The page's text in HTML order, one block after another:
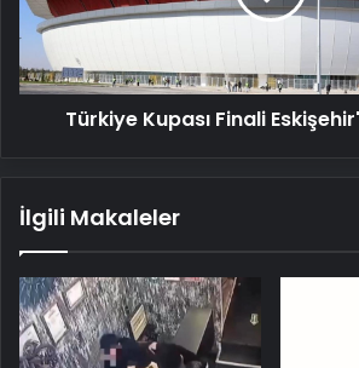
Türkiye Kupası Finali
İlgili Makaleler